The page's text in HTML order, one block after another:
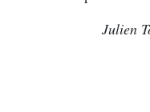
Julien